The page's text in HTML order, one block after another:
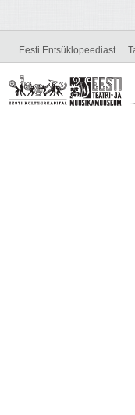
Eesti Entsüklopeediast